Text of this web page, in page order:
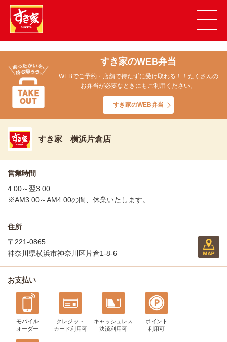
すき家のWEB弁当
WEBでご予約・店舗で待たずに受け取れる！！たくさんの
お弁当が必要なときにもご利用ください。
すき家のWEB弁当
すき家 横浜片倉店
営業時間
4:00～翌3:00
※AM3:00～AM4:00の間、休業いたします。
住所
〒221-0865
神奈川県横浜市神奈川区片倉1-8-6
お支払い
モバイル
オーダー
クレジット
カード利用可
キャッシュレス
決済利用可
ポイント
利用可